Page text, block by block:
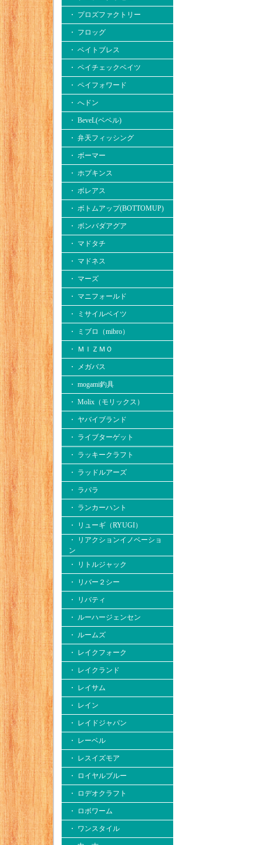
・ プロズファクトリー
・ フロッグ
・ ベイトブレス
・ ペイチェックベイツ
・ ペイフォワード
・ へドン
・ BeveL(ベベル)
・ 弁天フィッシング
・ ボーマー
・ ホプキンス
・ ボレアス
・ ボトムアップ(BOTTOMUP)
・ ボンバダアグア
・ マドタチ
・ マドネス
・ マーズ
・ マニフォールド
・ ミサイルベイツ
・ ミブロ（mibro）
・ ＭＩＺＭＯ
・ メガバス
・ mogami釣具
・ Molix（モリックス）
・ ヤバイブランド
・ ライブターゲット
・ ラッキークラフト
・ ラッドルアーズ
・ ラパラ
・ ランカーハント
・ リューギ（RYUGI）
・ リアクションイノベーショ
ン
・ リトルジャック
・ リバー２シー
・ リバティ
・ ルーハージェンセン
・ ルームズ
・ レイクフォーク
・ レイクランド
・ レイサム
・ レイン
・ レイドジャパン
・ レーベル
・ レスイズモア
・ ロイヤルブルー
・ ロデオクラフト
・ ロボワーム
・ ワンスタイル